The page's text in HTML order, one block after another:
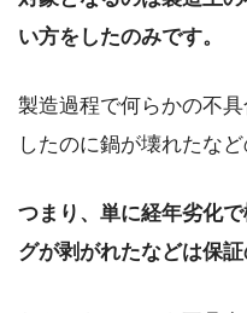
い方をしたのみです。
製造過程で何らかの不
したのに鍋が壊れたな
つまり、単に経年劣化
グが剥がれたなどは保証